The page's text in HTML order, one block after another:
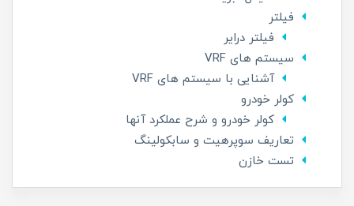
فیلتر
فیلتر درایر
سیستم های VRF
آشنایی با سیستم های VRF
کولر خودرو
کولر خودرو و شرح عملکرد آنها
تعاریف سوپرهیت و سابکولینگ
تست خازن